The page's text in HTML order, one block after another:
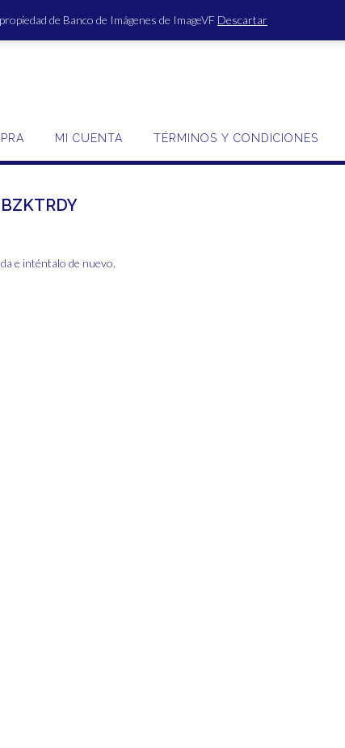
de Banco de Imágenes de ImageVF DescartarACCESO | REGISTRO
MI CUENTA TÉRMINOS Y CONDICIONES
e inténtalo de nuevo.